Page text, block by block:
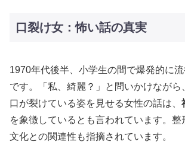
口裂け女：怖い話の真実
1970年代後半、小学生の間で爆発的に
です。「私、綺麗？」と問いかけながら
口が裂けている姿を見せる女性の話は、
を象徴しているとも言われています。整
文化との関連性も指摘されています。